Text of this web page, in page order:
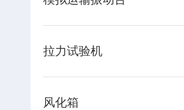
拉力试验机
风化箱